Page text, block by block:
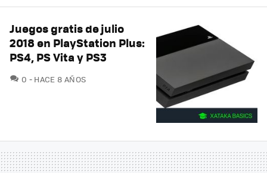
Juegos gratis de julio
2018 en PlayStation Plus:
PS4, PS Vita y PS3
0 COMENTARIOS
HACE 8 AÑOS